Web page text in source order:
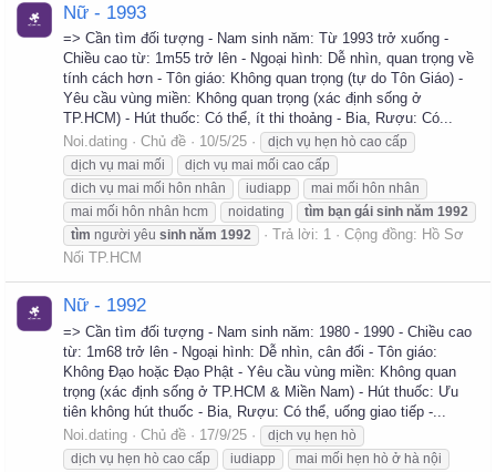
Nữ - 1993
=> Cần tìm đối tượng - Nam sinh năm: Từ 1993 trở xuống -
Chiều cao từ: 1m55 trở lên - Ngoại hình: Dễ nhìn, quan trọng về
tính cách hơn - Tôn giáo: Không quan trọng (tự do Tôn Giáo) -
Yêu cầu vùng miền: Không quan trọng (xác định sống ở
TP.HCM) - Hút thuốc: Có thể, ít thi thoảng - Bia, Rượu: Có...
Noi.dating
Chủ đề 10/5/25
dịch vụ hẹn hò cao cấp
dịch vụ mai mối
dịch vụ mai mối cao cấp
dich vụ mai mối hôn nhân
iudiapp
mai mối hôn nhân
mai mối hôn nhân hcm
noidating tìm bạn gái sinh năm 1992
tìm người yêu sinh năm 1992 Trả lời: 1 Cộng đồng: Hồ Sơ
Nối TP.HCM
Nữ - 1992
=> Cần tìm đối tượng - Nam sinh năm: 1980 - 1990 - Chiều cao
từ: 1m68 trở lên - Ngoại hình: Dễ nhìn, cân đối - Tôn giáo:
Không Đạo hoặc Đạo Phật - Yêu cầu vùng miền: Không quan
trọng (xác định sống ở TP.HCM & Miền Nam) - Hút thuốc: Ưu
tiên không hút thuốc - Bia, Rượu: Có thể, uống giao tiếp -...
Noi.dating
Chủ đề 17/9/25
dịch vụ hẹn hò
dịch vụ hẹn hò cao cấp
iudiapp
mai mối hẹn hò ở hà nội